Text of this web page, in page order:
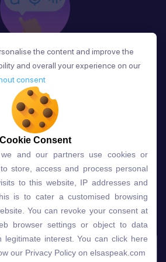
Phản Hồi
học nhận phản hồi về phát
lập tức, giúp cải thiện kỹ năng
bộ nhanh chóng.
học ELSA dành
cho bạn
Free Premium
the content and improve the
and overall your experience on our
consent
Consent
and our partners use cookies or
store, access and process personal
to this website, IP addresses and
is to cater a customised browsing
You can revoke your consent at
browser settings or object to data
legitimate interest. You can click here
our Privacy Policy on elsaspeak.com
the content and improve the
and overall your experience on our
consent
Cookie Consent
and our partners use cookies or
store, access and process personal
to this website, IP addresses and
is to cater a customised browsing
You can revoke your consent at
browser settings or object to data
legitimate interest. You can click here
our Privacy Policy on elsaspeak.com